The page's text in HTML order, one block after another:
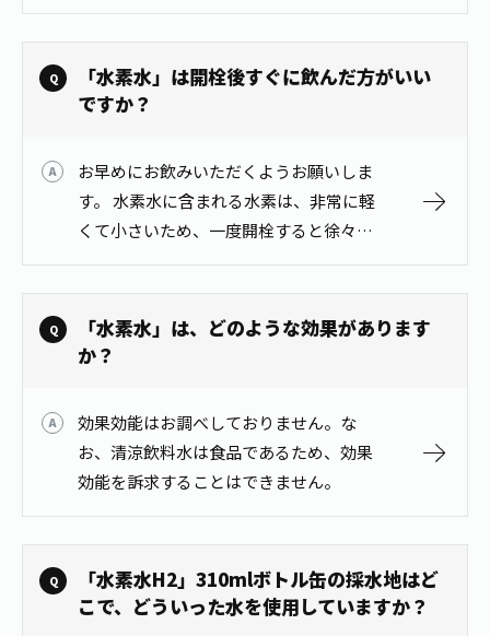
されます。そのため、一度に多くの量を
身体に溜め込むことはできません。
「水素水」は開栓後すぐに飲んだ方がいい
ですか？
お早めにお飲みいただくようお願いしま
す。 水素水に含まれる水素は、非常に軽
くて小さいため、一度開栓すると徐々に
空気中に抜けていってしまいます。
「水素水」は、どのような効果があります
か？
効果効能はお調べしておりません。な
お、清涼飲料水は食品であるため、効果
効能を訴求することはできません。
「水素水H2」310mlボトル缶の採水地はど
こで、どういった水を使用していますか？